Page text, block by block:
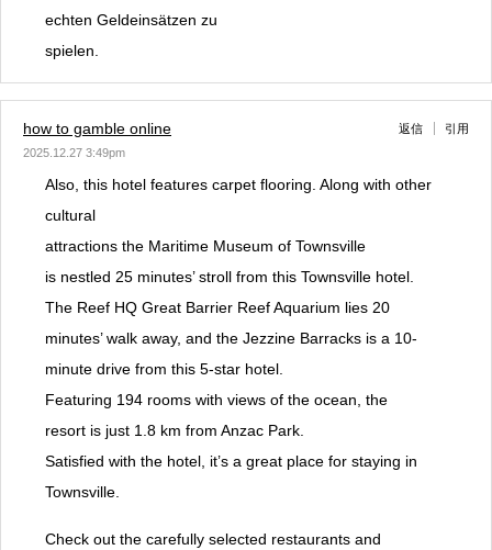
echten Geldeinsätzen zu
spielen.
how to gamble online
2025.12.27 3:49pm
返信 引用
Also, this hotel features carpet flooring. Along with other
cultural
attractions the Maritime Museum of Townsville
is nestled 25 minutes’ stroll from this Townsville hotel.
The Reef HQ Great Barrier Reef Aquarium lies 20
minutes’ walk away, and the Jezzine Barracks is a 10-
minute drive from this 5-star hotel.
Featuring 194 rooms with views of the ocean, the
resort is just 1.8 km from Anzac Park.
Satisfied with the hotel, it’s a great place for staying in
Townsville.
Check out the carefully selected restaurants and